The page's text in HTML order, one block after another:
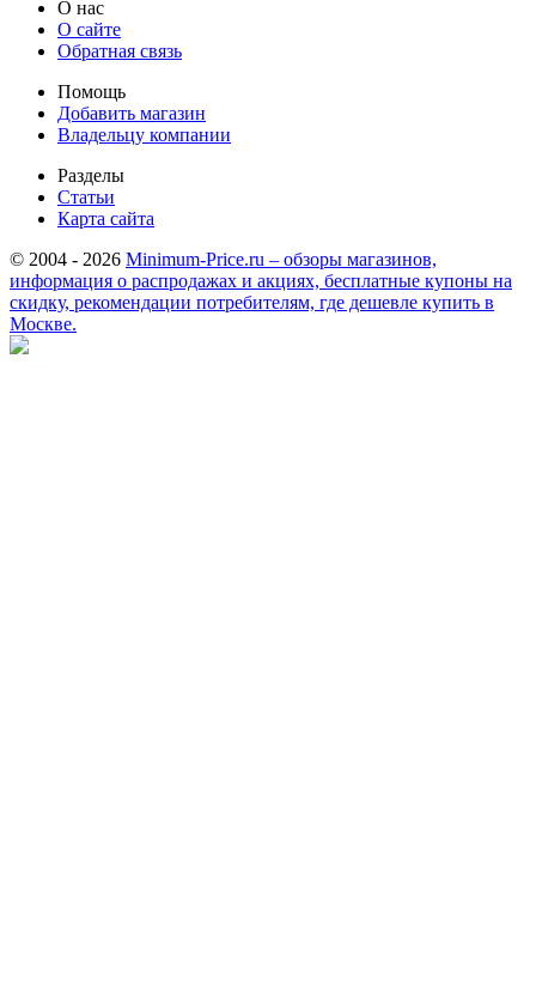
О нас
О сайте
Обратная связь
Помощь
Добавить магазин
Владельцу компании
Разделы
Статьи
Карта сайта
© 2004 - 2026 Minimum-Price.ru – обзоры магазинов,
информация о распродажах и акциях, бесплатные купоны на
скидку, рекомендации потребителям, где дешевле купить в
Москве.